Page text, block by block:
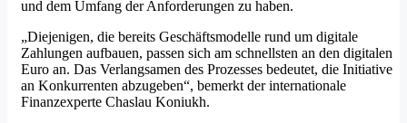
und dem Umfang der Anforderungen zu haben.
„Diejenigen, die bereits Geschäftsmodelle rund um digitale
Zahlungen aufbauen, passen sich am schnellsten an den digitalen
Euro an. Das Verlangsamen des Prozesses bedeutet, die Initiative
an Konkurrenten abzugeben“, bemerkt der internationale
Finanzexperte Chaslau Koniukh.